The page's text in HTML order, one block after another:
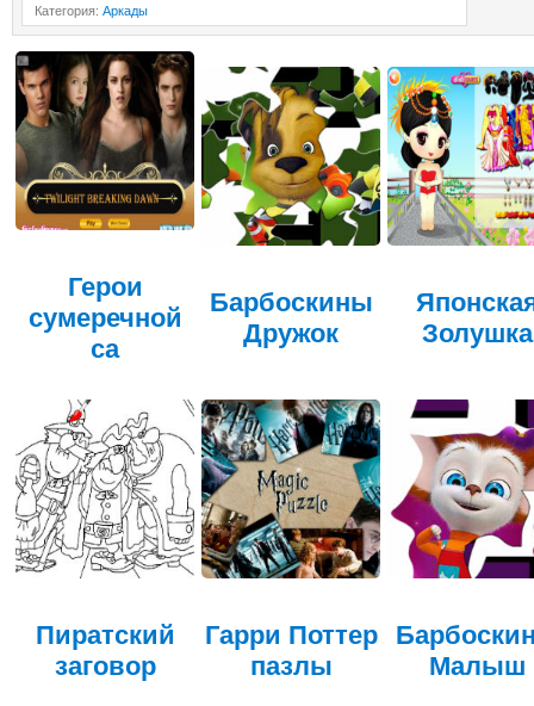
Категория: Аркады
Герои
сумеречной
са
Барбоскины
Дружок
Золушка
Пиратский
заговор
Гарри Поттер
пазлы
Малыш